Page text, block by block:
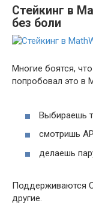
Стейкинг в
без боли
Многие боятся,
попробовал это в
Выбираешь
смотришь
делаешь
Поддерживаются
другие.